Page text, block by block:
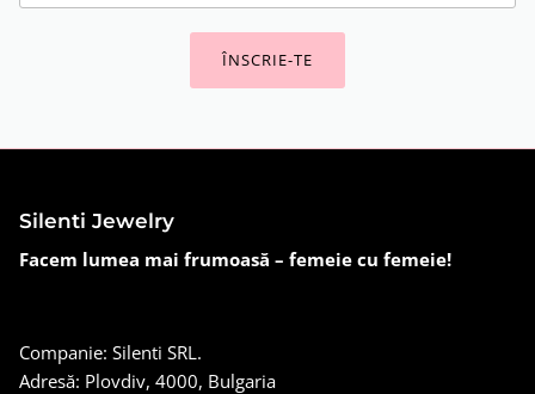
ÎNSCRIE-TE
Silenti Jewelry
Facem lumea mai frumoasă – femeie cu femeie!
Companie: Silenti SRL.
Adresă: Plovdiv, 4000, Bulgaria